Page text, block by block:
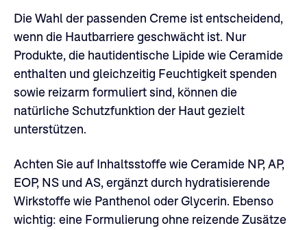
Die Wahl der passenden Creme ist entscheidend,
wenn die Hautbarriere geschwächt ist. Nur
Produkte, die hautidentische Lipide wie Ceramide
enthalten und gleichzeitig Feuchtigkeit spenden
sowie reizarm formuliert sind, können die
natürliche Schutzfunktion der Haut gezielt
unterstützen.
Achten Sie auf Inhaltsstoffe wie Ceramide NP, AP,
EOP, NS und AS, ergänzt durch hydratisierende
Wirkstoffe wie Panthenol oder Glycerin. Ebenso
wichtig: eine Formulierung ohne reizende Zusätze